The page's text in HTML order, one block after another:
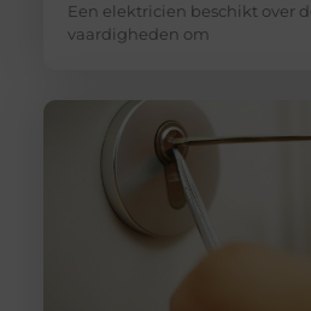
Een elektricien beschikt over
vaardigheden om